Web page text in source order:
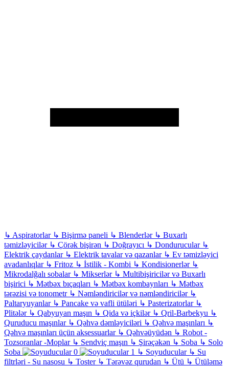
↳ Aspiratorlar ↳ Bişirmə paneli ↳ Blenderlər ↳ Buxarlı
təmizləyicilər ↳ Çörək bişirən ↳ Doğrayıcı ↳ Dondurucular ↳
Elektrik çaydanlar ↳ Elektrik tavalar və qazanlar ↳ Ev təmizləyici
avadanlıqlar ↳ Fritoz ↳ İstilik - Kombi ↳ Kondisionerlər ↳
Mikrodalğalı sobalar ↳ Mikserlər ↳ Multibişiricilər və Buxarlı
bişirici ↳ Mətbəx bıçaqları ↳ Mətbəx kombaynları ↳ Mətbəx
tərəzisi və tonometr ↳ Nəmləndiricilər və nəmləndiricilər ↳
Paltaryuyanlar ↳ Pancake və vafli ütüləri ↳ Pasterizatorlar ↳
Plitələr ↳ Qabyuyan maşın ↳ Qida və içkilər ↳ Qril-Barbekyu ↳
Quruducu maşınlar ↳ Qəhvə dəmləyiciləri ↳ Qəhvə maşınları ↳
Qəhvə maşınları üçün aksessuarlar ↳ Qəhvəüyüdən ↳ Robot -
Tozsoranlar -Moplar ↳ Sendviç maşın ↳ Şirəçəkən ↳ Soba ↳ Solo
Soba
↳ Soyuducular ↳ Su
filtrləri - Su nasosu ↳ Toster ↳ Tərəvəz qurudan ↳ Ütü ↳ Ütüləmə